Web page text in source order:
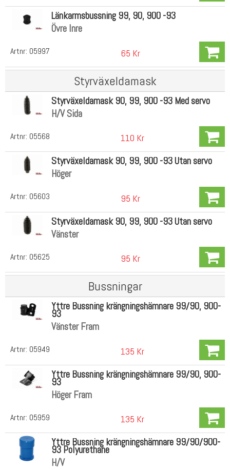
Artnr: 05997
Länkarmsbussning 99, 90, 900 -93
Övre Inre
65 Kr
Styrväxeldamask
Artnr: 05568
Styrväxeldamask 90, 99, 900 -93 Med servo
H/V Sida
110 Kr
Artnr: 05603
Styrväxeldamask 90, 99, 900 -93 Utan servo
Höger
95 Kr
Artnr: 05625
Styrväxeldamask 90, 99, 900 -93 Utan servo
Vänster
95 Kr
Bussningar
Artnr: 05949
Yttre Bussning krängningshämnare 99/90, 900-
93
Vänster Fram
135 Kr
Artnr: 05959
Yttre Bussning krängningshämnare 99/90, 900-
93
Höger Fram
135 Kr
Yttre Bussning krängningshämnare 99/90/900-
93 Polyurethane
H/V